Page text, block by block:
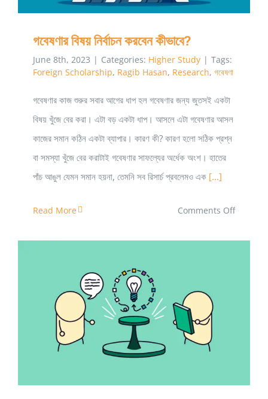
গবেষণার বিষয় নির্বাচন করবেন কীভাবে?
June 8th, 2023 | Categories: Higher Study | Tags:
Foreign Scholarship, Ragib Hasan, Research, গবেষণা
গবেষণার কাজ শুরুর সবার আগের ধাপ হল গবেষণার জন্য জুতসই একটা
বিষয় খুঁজে বের করা। এটা বড় একটা ধাপ। আসলে এটা গবেষণার আসল
কাজের সমান কঠিন একটা ব্যাপার। কারণ কী? কারণ হলো সঠিক প্রশ্ন
বা সমস্যা খুঁজে বের করাটাই গবেষণার সাফল্যের অর্ধেক অংশ। হাতের
পাঁচ আঙুল যেমন সমান হয়না, তেমনি সব রিসার্চ প্রবলেমও এক [...]
Read More Comments Offon
কীভাবে গবেষণা পত্র বা রিসার্চ পেপার পড়বেন